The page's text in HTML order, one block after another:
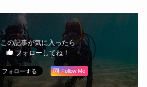
この記事が気に入ったら
フォローしてね！
Follow Me